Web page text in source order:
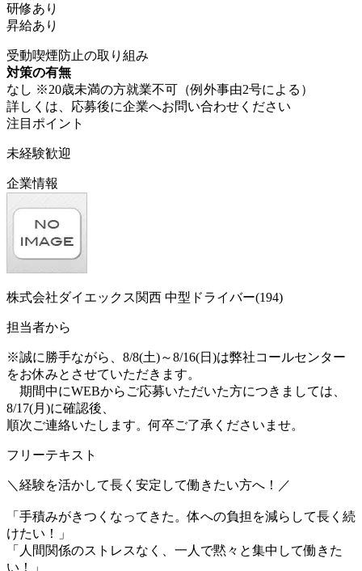
研修あり
昇給あり
受動喫煙防止の取り組み
対策の有無
なし ※20歳未満の方就業不可（例外事由2号による）
詳しくは、応募後に企業へお問い合わせください
注目ポイント
未経験歓迎
企業情報
株式会社ダイエックス関西 中型ドライバー(194)
担当者から
※誠に勝手ながら、8/8(土)～8/16(日)は弊社コールセンター
をお休みとさせていただきます。
期間中にWEBからご応募いただいた方につきましては、
8/17(月)に確認後、
順次ご連絡いたします。何卒ご了承くださいませ。
フリーテキスト
＼経験を活かして長く安定して働きたい方へ！／
「手積みがきつくなってきた。体への負担を減らして長く続
けたい！」
「人間関係のストレスなく、一人で黙々と集中して働きた
い！」